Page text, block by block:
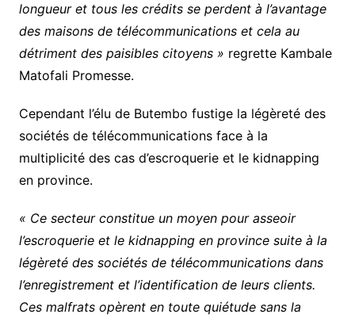
longueur et tous les crédits se perdent à l’avantage
des maisons de télécommunications et cela au
détriment des paisibles citoyens » regrette Kambale
Matofali Promesse.
Cependant l’élu de Butembo fustige la légèreté des
sociétés de télécommunications face à la
multiplicité des cas d’escroquerie et le kidnapping
en province.
« Ce secteur constitue un moyen pour asseoir
l’escroquerie et le kidnapping en province suite à la
légèreté des sociétés de télécommunications dans
l’enregistrement et l’identification de leurs clients.
Ces malfrats opèrent en toute quiétude sans la